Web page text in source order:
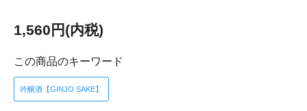
1,560円(内税)
この商品のキーワード
吟醸酒【GINJO SAKE】